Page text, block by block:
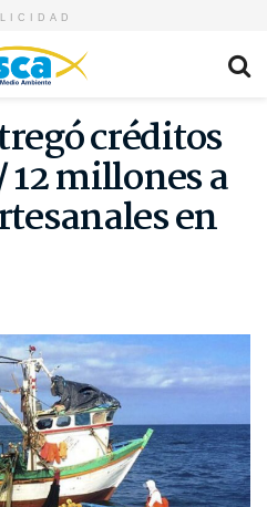
créditos
12 millones a
en